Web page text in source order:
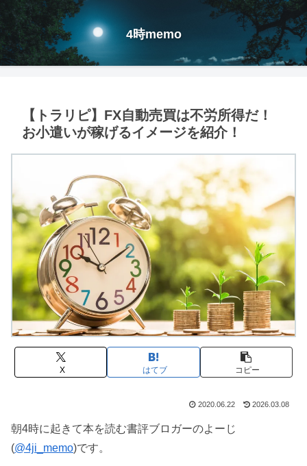
4時memo
【トラリピ】FX自動売買は不労所得だ！
お小遣いが稼げるイメージを紹介！
X はてブ コピー
2020.06.22 2026.03.08
朝4時に起きて本を読む書評ブロガーのよーじ
(@4ji_memo)です。